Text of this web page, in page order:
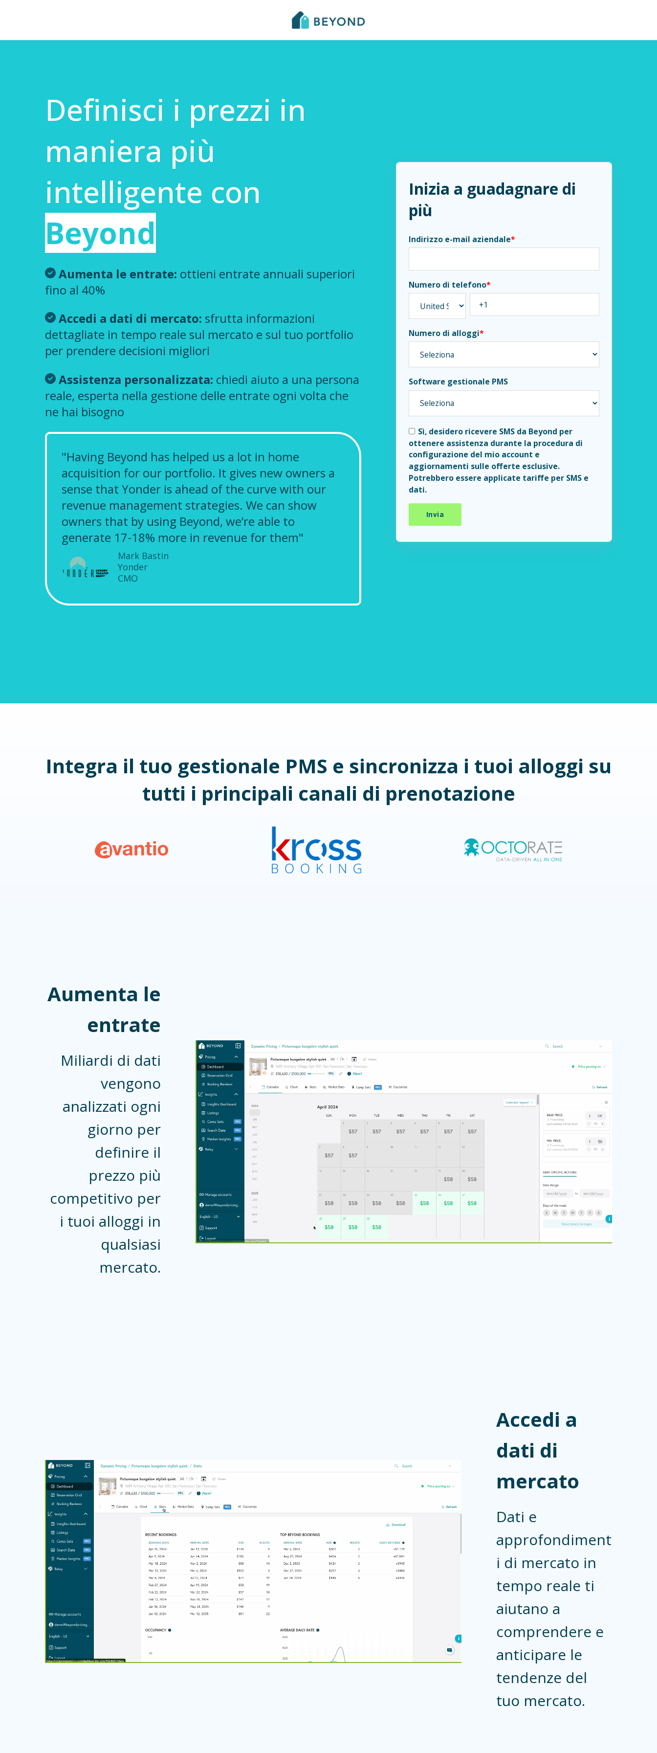
Definisci i prezzi in
maniera più
intelligente con
Beyond
Aumenta le entrate: ottieni entrate annuali superiori
fino al 40%
Accedi a dati di mercato: sfrutta informazioni
dettagliate in tempo reale sul mercato e sul tuo portfolio
per prendere decisioni migliori
Assistenza personalizzata: chiedi aiuto a una persona
reale, esperta nella gestione delle entrate ogni volta che
ne hai bisogno
"Having Beyond has helped us a lot in home
acquisition for our portfolio. It gives new owners a
sense that Yonder is ahead of the curve with our
revenue management strategies. We can show
owners that by using Beyond, we’re able to
generate 17-18% more in revenue for them"
Mark Bastin
Yonder
CMO
Inizia a guadagnare di
più
Indirizzo e-mail aziendale*
Numero di telefono*
Numero di alloggi*
Software gestionale PMS
Sì, desidero ricevere SMS da Beyond per
ottenere assistenza durante la procedura di
configurazione del mio account e
aggiornamenti sulle offerte esclusive.
Potrebbero essere applicate tariffe per SMS e
dati.
Integra il tuo gestionale PMS e sincronizza i tuoi alloggi su
tutti i principali canali di prenotazione
Aumenta le
entrate
Miliardi di dati
vengono
analizzati ogni
giorno per
definire il
prezzo più
competitivo per
i tuoi alloggi in
qualsiasi
mercato.
Accedi a
dati di
mercato
Dati e
approfondiment
i di mercato in
tempo reale ti
aiutano a
comprendere e
anticipare le
tendenze del
tuo mercato.